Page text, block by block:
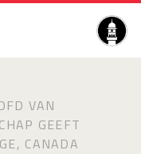
VAN
GEEFT
CANADA